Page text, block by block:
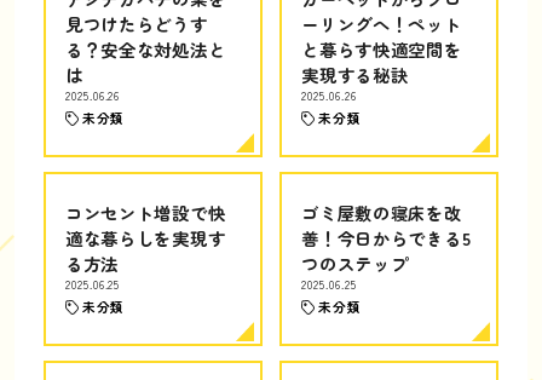
見つけたらどうす
る？安全な対処法と
は
2025.06.26
未分類
ーリングへ！ペット
と暮らす快適空間を
実現する秘訣
2025.06.26
未分類
コンセント増設で快
適な暮らしを実現す
る方法
2025.06.25
未分類
ゴミ屋敷の寝床を改
善！今日からできる5
つのステップ
2025.06.25
未分類